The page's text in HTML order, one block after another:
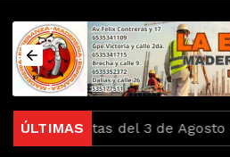
ÚLTIMAS
Bonitas del 3 de Agosto del